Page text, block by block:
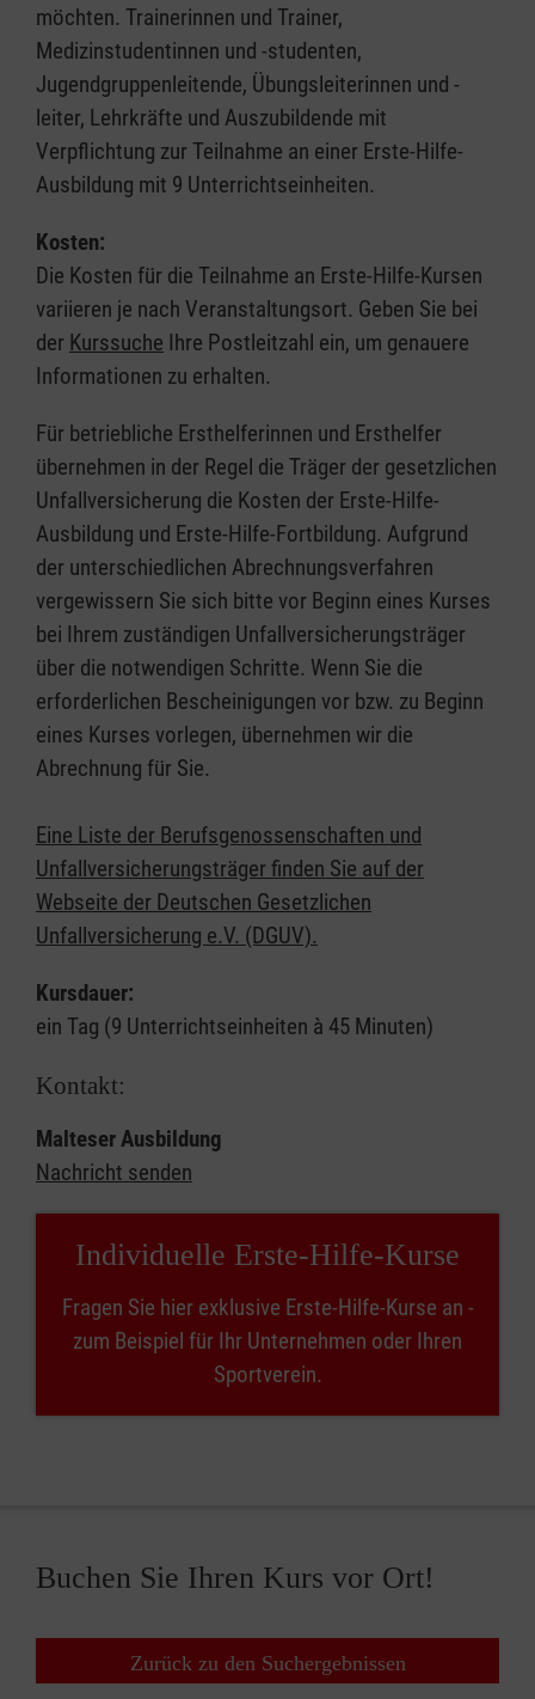
möchten. Trainerinnen und Trainer,
Medizinstudentinnen und -studenten,
Jugendgruppenleitende, Übungsleiterinnen und -
leiter, Lehrkräfte und Auszubildende mit
Verpflichtung zur Teilnahme an einer Erste-Hilfe-
Ausbildung mit 9 Unterrichtseinheiten.
Kosten:
Die Kosten für die Teilnahme an Erste-Hilfe-Kursen
variieren je nach Veranstaltungsort. Geben Sie bei
der Kurssuche Ihre Postleitzahl ein, um genauere
Informationen zu erhalten.
Für betriebliche Ersthelferinnen und Ersthelfer
übernehmen in der Regel die Träger der gesetzlichen
Unfallversicherung die Kosten der Erste-Hilfe-
Ausbildung und Erste-Hilfe-Fortbildung. Aufgrund
der unterschiedlichen Abrechnungsverfahren
vergewissern Sie sich bitte vor Beginn eines Kurses
bei Ihrem zuständigen Unfallversicherungsträger
über die notwendigen Schritte. Wenn Sie die
erforderlichen Bescheinigungen vor bzw. zu Beginn
eines Kurses vorlegen, übernehmen wir die
Abrechnung für Sie.
Eine Liste der Berufsgenossenschaften und
Unfallversicherungsträger finden Sie auf der
Webseite der Deutschen Gesetzlichen
Unfallversicherung e.V. (DGUV).
Kursdauer:
ein Tag (9 Unterrichtseinheiten à 45 Minuten)
Kontakt:
Malteser Ausbildung
Nachricht senden
Individuelle Erste-Hilfe-Kurse
Fragen Sie hier exklusive Erste-Hilfe-Kurse an -
zum Beispiel für Ihr Unternehmen oder Ihren
Sportverein.
Buchen Sie Ihren Kurs vor Ort!
Zurück zu den Suchergebnissen